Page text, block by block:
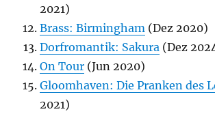
2021)
Brass: Birmingham (Dez 2020)
Dorfromantik: Sakura (Dez
On Tour (Jun 2020)
Gloomhaven: Die Pranken des
2021)